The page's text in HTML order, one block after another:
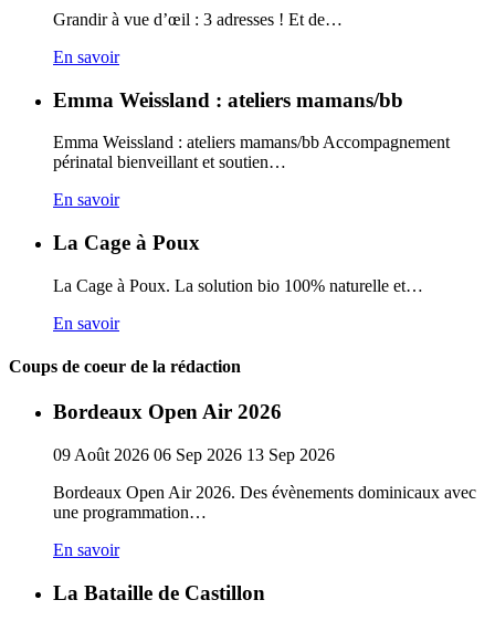
Grandir à vue d’œil : 3 adresses ! Et de…
En savoir
Emma Weissland : ateliers mamans/bb
Emma Weissland : ateliers mamans/bb Accompagnement
périnatal bienveillant et soutien…
En savoir
La Cage à Poux
La Cage à Poux. La solution bio 100% naturelle et…
En savoir
Coups de coeur de la rédaction
Bordeaux Open Air 2026
09 Août 2026 06 Sep 2026 13 Sep 2026
Bordeaux Open Air 2026. Des évènements dominicaux avec
une programmation…
En savoir
La Bataille de Castillon